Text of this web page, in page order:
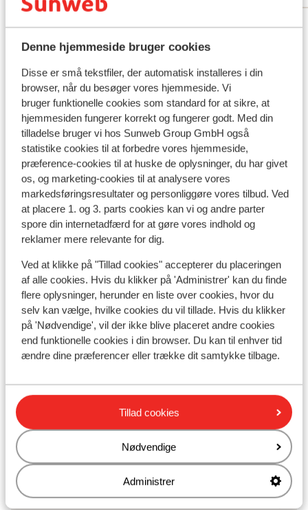
Denne hjemmeside bruger cookies
Disse er små tekstfiler, der automatisk installeres i din
browser, når du besøger vores hjemmeside. Vi
bruger funktionelle cookies som standard for at sikre, at
hjemmesiden fungerer korrekt og fungerer godt. Med din
tilladelse bruger vi hos Sunweb Group GmbH også
statistike cookies til at forbedre vores hjemmeside,
præference-cookies til at huske de oplysninger, du har givet
os, og marketing-cookies til at analysere vores
markedsføringsresultater og personliggøre vores tilbud. Ved
at placere 1. og 3. parts cookies kan vi og andre parter
spore din internetadfærd for at gøre vores indhold og
reklamer mere relevante for dig.
Ved at klikke på "Tillad cookies" accepterer du placeringen
af alle cookies. Hvis du klikker på 'Administrer' kan du finde
flere oplysninger, herunder en liste over cookies, hvor du
selv kan vælge, hvilke cookies du vil tillade. Hvis du klikker
på 'Nødvendige', vil der ikke blive placeret andre cookies
end funktionelle cookies i din browser. Du kan til enhver tid
ændre dine præferencer eller trække dit samtykke tilbage.
Tillad cookies
Nødvendige
Administrer
met
gaan.
had er
kamer
Se alle 17 anmeldelser
Andre overnatningssteder i Kusadasi-
kysten
Club Marvy
Hotel Korumar Ephesus Beach & Spa
Hotel Sealight Resort
Hotel Korumar De Luxe
Hotel Kustur Club Holiday Village
Hotel Liberty Kusadasi
Hotel Palmin
Hotel Proxima
Hotel Aqua Fantasy Aquapark & Spa
Hotel Club Resort Atlantis
Hotel Club Cactus Paradise